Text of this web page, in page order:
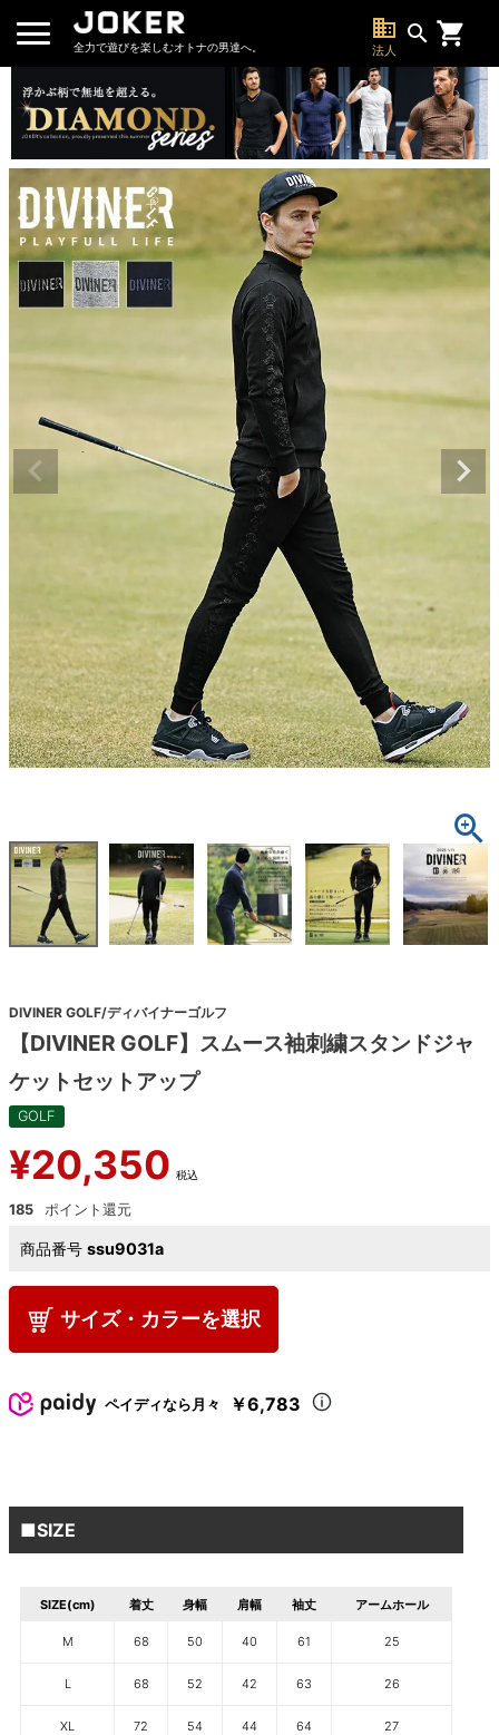
全力で遊びを楽しむオトナの男達へ。
business
法人
search
DIVINER GOLF/ディバイナーゴルフ
【DIVINER GOLF】スムース袖刺繍スタンドジャ
ケットセットアップ
GOLF
¥20,350 税込
185
商品番号 ssu9031a
サイズ・カラーを選択
ペイディなら月々 ￥6,783
■SIZE
SIZE(cm) 着丈 身幅 肩幅 袖丈 アームホール
M 68 50 40 61 25
L 68 52 42 63 26
XL 72 54 44 64 27